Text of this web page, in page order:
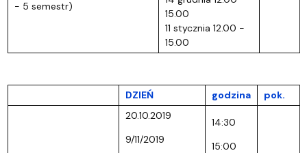
- 5 semestr)
15.00
11 stycznia 12.00 -
15.00
DZIEŃ godzina pok.
20.10.2019
9/11/2019
14:30
15:00